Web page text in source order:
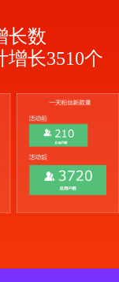
长数
增长3510个